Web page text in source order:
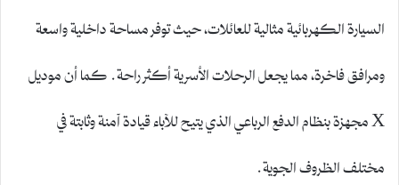
السيارة الكهربائية مثالية للعائلات، حيث توفر مساحة داخلية واسعة
ومرافق فاخرة، مما يجعل الرحلات الأسرية أكثر راحة. كما أن موديل
X مجهزة بنظام الدفع الرباعي الذي يتيح للآباء قيادة آمنة وثابتة في
مختلف الظروف الجوية.